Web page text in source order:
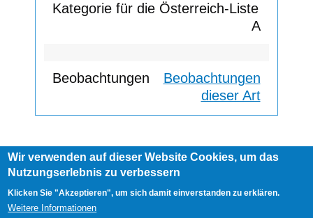
A
Beobachtungen
dieser Art
Footer
menu
AGB Impressum Links
User
account
Anmelden
Wir verwenden auf dieser Website Cookies, um das
Nutzungserlebnis zu verbessern
Klicken Sie "Akzeptieren", um sich damit einverstanden zu erklären.
Weitere Informationen